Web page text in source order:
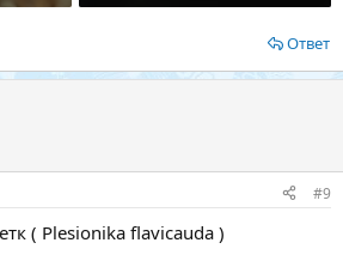
Ответ
#9
( Plesionika flavicauda )